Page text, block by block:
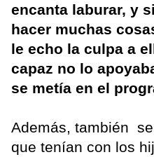
encanta laburar, y
hacer muchas
le echo la culpa a
capaz no lo
se metía en el
Además, también
que tenían con los